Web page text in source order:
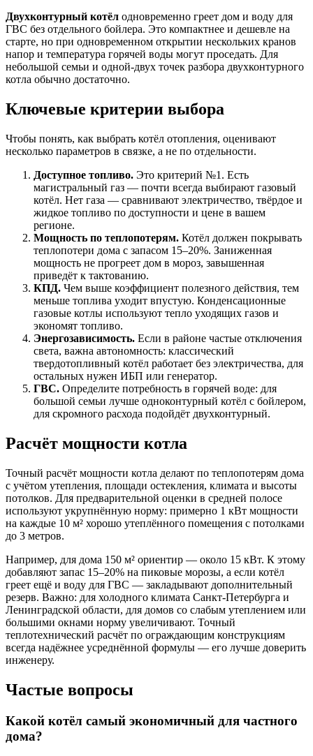
Двухконтурный котёл одновременно греет дом и воду для
ГВС без отдельного бойлера. Это компактнее и дешевле на
старте, но при одновременном открытии нескольких кранов
напор и температура горячей воды могут проседать. Для
небольшой семьи и одной-двух точек разбора двухконтурного
котла обычно достаточно.
Ключевые критерии выбора
Чтобы понять, как выбрать котёл отопления, оценивают
несколько параметров в связке, а не по отдельности.
Доступное топливо. Это критерий №1. Есть
магистральный газ — почти всегда выбирают газовый
котёл. Нет газа — сравнивают электричество, твёрдое и
жидкое топливо по доступности и цене в вашем
регионе.
Мощность по теплопотерям. Котёл должен покрывать
теплопотери дома с запасом 15–20%. Заниженная
мощность не прогреет дом в мороз, завышенная
приведёт к тактованию.
КПД. Чем выше коэффициент полезного действия, тем
меньше топлива уходит впустую. Конденсационные
газовые котлы используют тепло уходящих газов и
экономят топливо.
Энергозависимость. Если в районе частые отключения
света, важна автономность: классический
твердотопливный котёл работает без электричества, для
остальных нужен ИБП или генератор.
ГВС. Определите потребность в горячей воде: для
большой семьи лучше одноконтурный котёл с бойлером,
для скромного расхода подойдёт двухконтурный.
Расчёт мощности котла
Точный расчёт мощности котла делают по теплопотерям дома
с учётом утепления, площади остекления, климата и высоты
потолков. Для предварительной оценки в средней полосе
используют укрупнённую норму: примерно 1 кВт мощности
на каждые 10 м² хорошо утеплённого помещения с потолками
до 3 метров.
Например, для дома 150 м² ориентир — около 15 кВт. К этому
добавляют запас 15–20% на пиковые морозы, а если котёл
греет ещё и воду для ГВС — закладывают дополнительный
резерв. Важно: для холодного климата Санкт-Петербурга и
Ленинградской области, для домов со слабым утеплением или
большими окнами норму увеличивают. Точный
теплотехнический расчёт по ограждающим конструкциям
всегда надёжнее усреднённой формулы — его лучше доверить
инженеру.
Частые вопросы
Какой котёл самый экономичный для частного
дома?